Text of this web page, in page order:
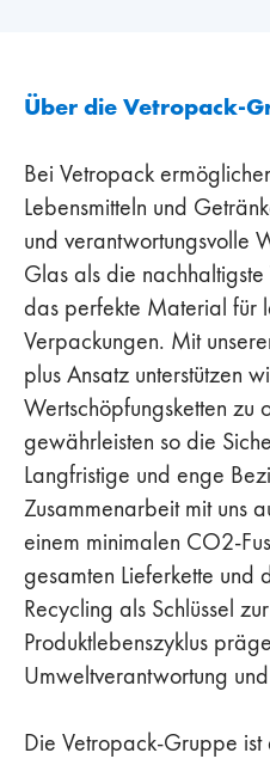
Über die Vetropack-
Bei Vetropack
Lebensmitteln und
und verantwortungsvolle
Glas als die
das perfekte Material für
Verpackungen. Mit
plus Ansatz unterstützen
Wertschöpfungsketten zu
gewährleisten so die
Langfristige und enge
Zusammenarbeit mit uns
einem minimalen CO2-
gesamten Lieferkette und
Recycling als Schlüssel
Produktlebenszyklus
Umweltverantwortung
Die Vetropack-Gruppe